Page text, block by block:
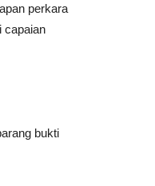
perkara
capaian
bukti